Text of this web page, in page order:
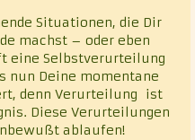
Situationen, die Dir
machst – oder eben
eine Selbstverurteilung
nun Deine momentane
denn Verurteilung ist
Diese Verurteilungen
ablaufen!